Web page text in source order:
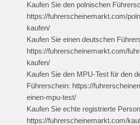
Kaufen Sie den polnischen
https://fuhrerscheinemarkt.com/
kaufen/
Kaufen Sie einen deutschen
https://fuhrerscheinemarkt.com/
kaufen/
Kaufen Sie den MPU-Test für den
Führerschein: https://
einen-mpu-test/
Kaufen Sie echte registrierte
https://fuhrerscheinemarkt.com/